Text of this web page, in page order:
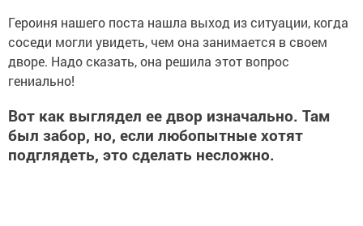
Героиня нашего поста нашла выход из ситуации, когда
соседи могли увидеть, чем она занимается в своем
дворе. Надо сказать, она решила этот вопрос
гениально!
Вот как выглядел ее двор изначально. Там
был забор, но, если любопытные хотят
подглядеть, это сделать несложно.